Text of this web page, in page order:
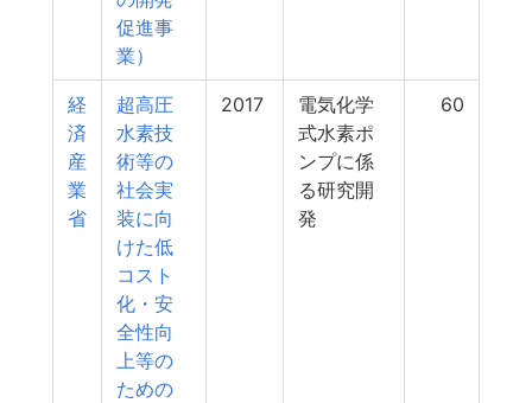
促進事
業）
経
済
産
業
省
超高圧
水素技
術等の
社会実
装に向
けた低
コスト
化・安
全性向
上等の
ための
2017
電気化学
式水素ポ
ンプに係
る研究開
発
60